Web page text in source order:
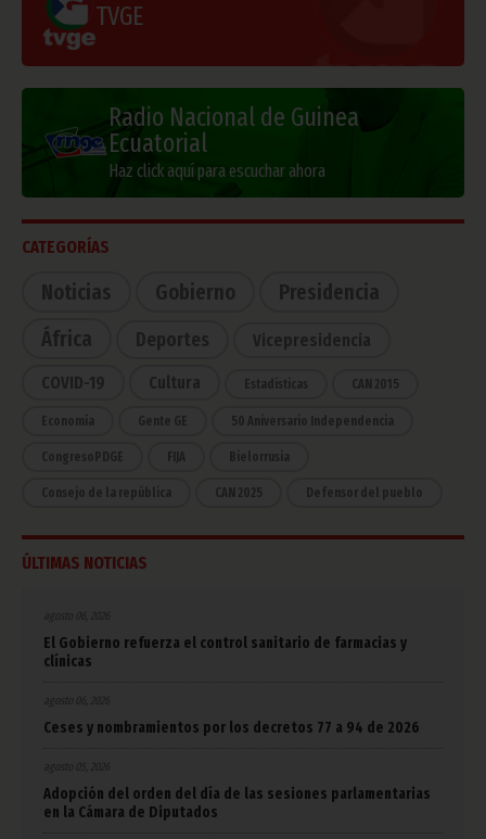
TVGE
Radio Nacional de Guinea
Ecuatorial
Haz click aquí para escuchar ahora
CATEGORÍAS
Noticias Gobierno
Presidencia
África
Deportes Vicepresidencia
COVID-19 Cultura Estadísticas CAN 2015
Economía Gente GE 50 Aniversario Independencia
CongresoPDGE FIJA Bielorrusia
Consejo de la república CAN 2025 Defensor del pueblo
ÚLTIMAS NOTICIAS
agosto 06, 2026
El Gobierno refuerza el control sanitario de farmacias y
clínicas
agosto 06, 2026
Ceses y nombramientos por los decretos 77 a 94 de 2026
agosto 05, 2026
Adopción del orden del día de las sesiones parlamentarias
en la Cámara de Diputados